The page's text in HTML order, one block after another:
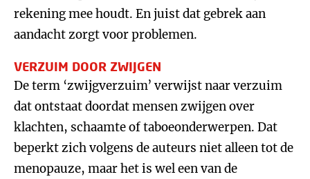
rekening mee houdt. En juist dat gebrek aan
aandacht zorgt voor problemen.
VERZUIM DOOR ZWIJGEN
De term ‘zwijgverzuim’ verwijst naar verzuim
dat ontstaat doordat mensen zwijgen over
klachten, schaamte of taboeonderwerpen. Dat
beperkt zich volgens de auteurs niet alleen tot de
menopauze, maar het is wel een van de